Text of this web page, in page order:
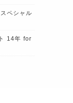
ペシャル
14年 for